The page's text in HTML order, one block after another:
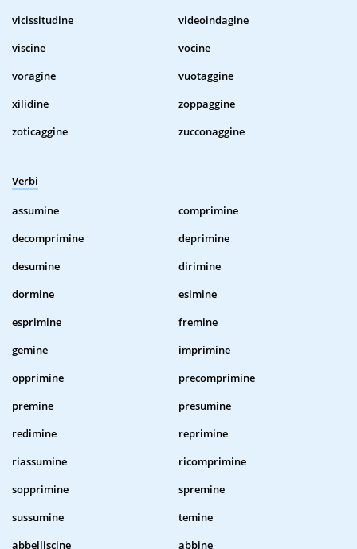
vicissitudine
videoindagine
viscine
vocine
voragine
vuotaggine
xilidine
zoppaggine
zoticaggine
zucconaggine
Verbi
assumine
comprimine
decomprimine
deprimine
desumine
dirimine
dormine
esimine
esprimine
fremine
gemine
imprimine
opprimine
precomprimine
premine
presumine
redimine
reprimine
riassumine
ricomprimine
sopprimine
spremine
sussumine
temine
abbelliscine
abbine